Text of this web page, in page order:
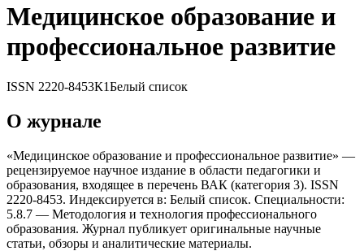
Медицинское образование и
профессиональное развитие
ISSN 2220-8453К1Белый список
О журнале
«Медицинское образование и профессиональное развитие» —
рецензируемое научное издание в области педагогики и
образования, входящее в перечень ВАК (категория 3). ISSN
2220-8453. Индексируется в: Белый список. Специальности:
5.8.7 — Методология и теxнология профессионального
образования. Журнал публикует оригинальные научные
статьи, обзоры и аналитические материалы.